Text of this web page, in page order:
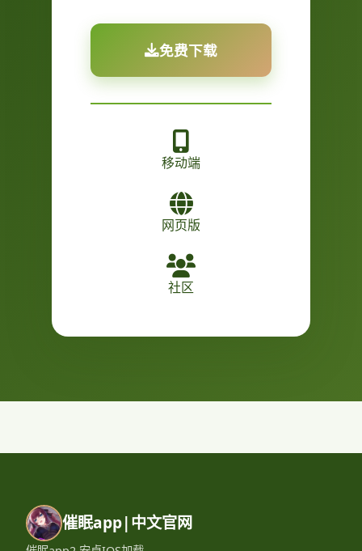
免费下载
移动端
网页版
社区
催眠app|中文官网